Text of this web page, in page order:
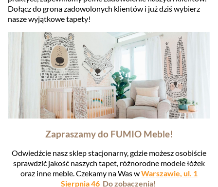
Dołącz do grona zadowolonych klientów i już dziś wybierz
nasze wyjątkowe tapety!
Zapraszamy do FUMIO Meble!
Odwiedźcie nasz sklep stacjonarny, gdzie możesz osobiście
sprawdzić jakość naszych tapet, różnorodne modele łóżek
oraz inne meble. Czekamy na Was wWarszawie, ul. 1
Sierpnia 46 Do zobaczenia!